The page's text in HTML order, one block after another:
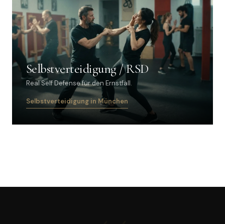
Selbstverteidigung / RSD
Real Self Defense für den Ernstfall.
Selbstverteidigung in München